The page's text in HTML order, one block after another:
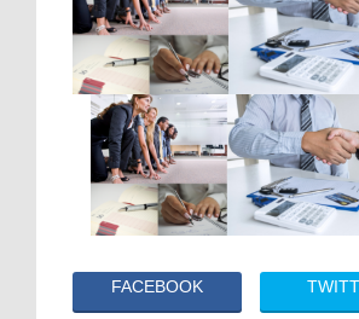
FACEBOOK